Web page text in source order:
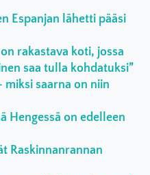
Espanjan lähetti pääsi
rakastava koti, jossa
saa tulla kohdatuksi”
miksi saarna on niin
Hengessä on edelleen
Raskinnanrannan